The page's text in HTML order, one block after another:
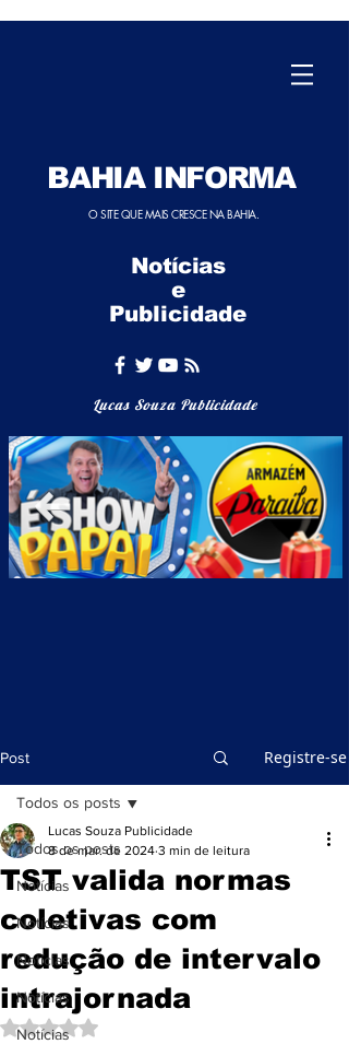
BAHIA INFORMA
O SITE QUE MAIS CRESCE NA BAHIA.
Notícias
e
Publicidade
Lucas Souza Publicidade
Post Registre-se
Todos os posts
Notícias
Notícias
Notícias
Notícias
Notícias
Todos os posts
TST valida normas
coletivas com
redução de intervalo
intrajornada
Lucas Souza Publicidade
8 de mar. de 2024 3 min de leitura
Avaliado com NaN de 5 estrelas.